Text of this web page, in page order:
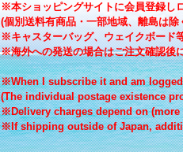
※本ショッピングサイトに会員登録し
(個別送料有商品・一部地域、離島は除
※キャスターバッグ、ウェイクボード
※海外への発送の場合はご注文確認後
※When I subscribe it and am
(The individual postage existence
※Delivery charges depend on (more
※If shipping outside of Japan,